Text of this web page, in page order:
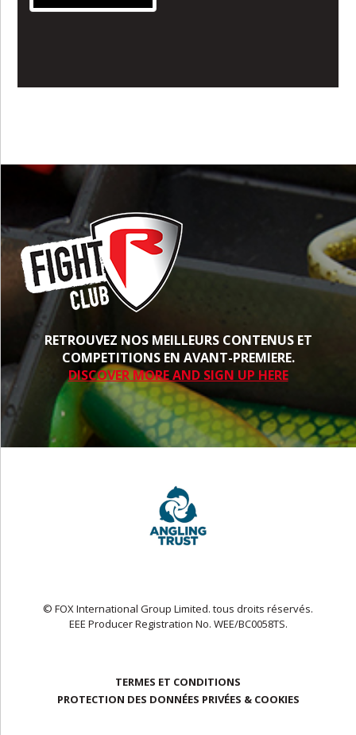
RETROUVEZ NOS MEILLEURS CONTENUS ET
COMPETITIONS EN AVANT-PREMIERE.
DISCOVER MORE AND SIGN UP HERE
© FOX International Group Limited. tous droits réservés.
EEE Producer Registration No. WEE/BC0058TS.
TERMES ET CONDITIONS
PROTECTION DES DONNÉES PRIVÉES & COOKIES